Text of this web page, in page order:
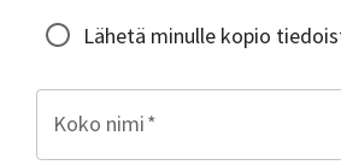
Lähetä minulle kopio
Koko nimi*